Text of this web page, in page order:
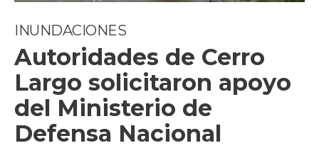
INUNDACIONES
Autoridades de Cerro
Largo solicitaron apoyo
del Ministerio de
Defensa Nacional